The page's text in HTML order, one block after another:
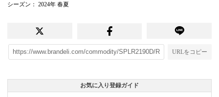
シーズン ： 2024年 春夏
URLをコピー
お気に入り登録ガイド